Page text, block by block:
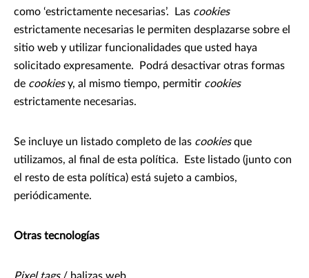
como ‘estrictamente necesarias’. Las cookies
estrictamente necesarias le permiten desplazarse sobre el
sitio web y utilizar funcionalidades que usted haya
solicitado expresamente. Podrá desactivar otras formas
de cookiesy, al mismo tiempo, permitir cookies
estrictamente necesarias.
Se incluye un listado completo de las cookiesque
utilizamos, al final de esta política. Este listado (junto con
el resto de esta política) está sujeto a cambios,
periódicamente.
Otras tecnologías